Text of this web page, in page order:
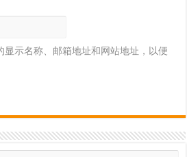
显示名称、邮箱地址和网站地址，以便